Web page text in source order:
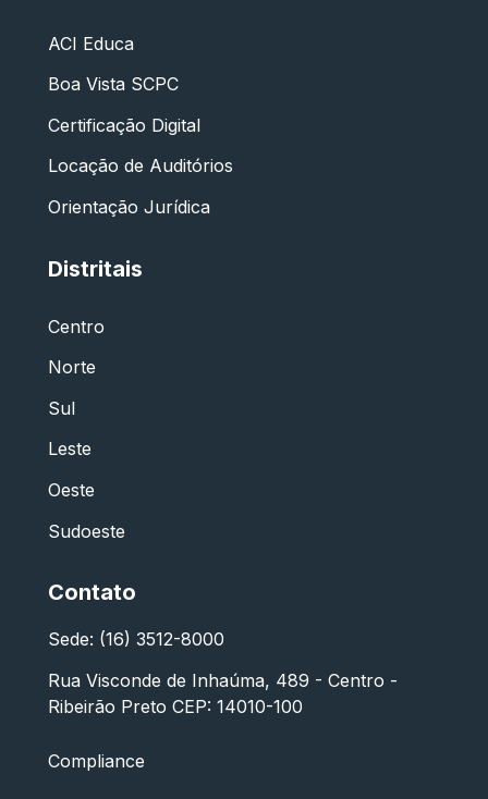
ACI Educa
Boa Vista SCPC
Certificação Digital
Locação de Auditórios
Orientação Jurídica
Distritais
Centro
Norte
Sul
Leste
Oeste
Sudoeste
Contato
Sede: (16) 3512-8000
Rua Visconde de Inhaúma, 489 - Centro -
Ribeirão Preto CEP: 14010-100
Compliance